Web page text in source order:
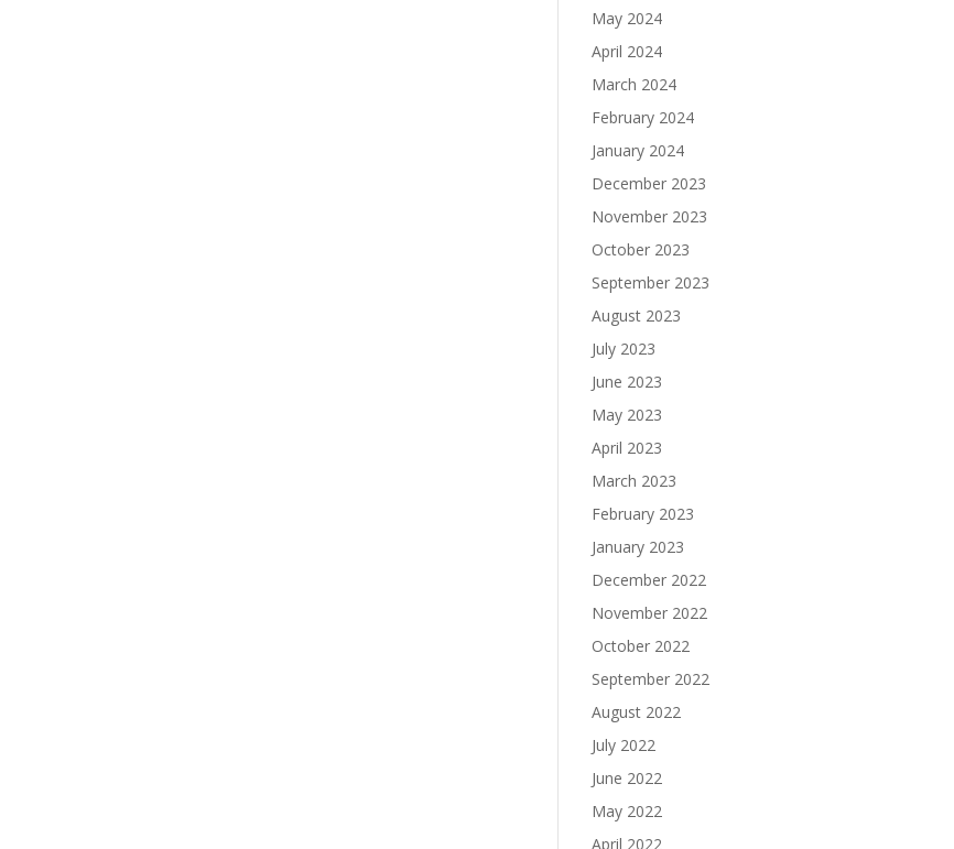
May 2024
April 2024
March 2024
February 2024
January 2024
December 2023
November 2023
October 2023
September 2023
August 2023
July 2023
June 2023
May 2023
April 2023
March 2023
February 2023
January 2023
December 2022
November 2022
October 2022
September 2022
August 2022
July 2022
June 2022
May 2022
April 2022